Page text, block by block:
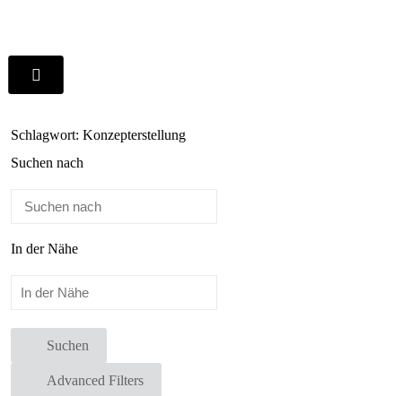
Schlagwort: Konzepterstellung
Suchen nach
In der Nähe
Suchen
Advanced Filters